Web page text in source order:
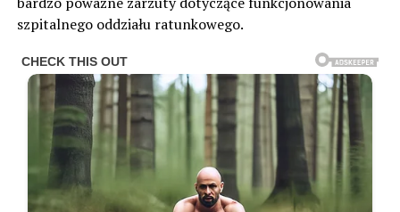
szpitalnego oddziału ratunkowego.